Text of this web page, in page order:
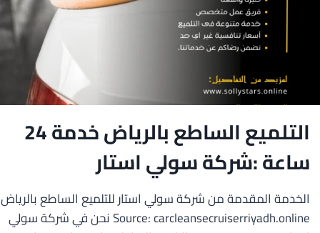
التلميع الساطع بالرياض خدمة 24
ساعة :شركة سولي استار
الخدمة المقدمة من شركة سولي استار للتلميع الساطع بالرياض
Source: carcleansecruiserriyadh.online نحن في شركة سولي